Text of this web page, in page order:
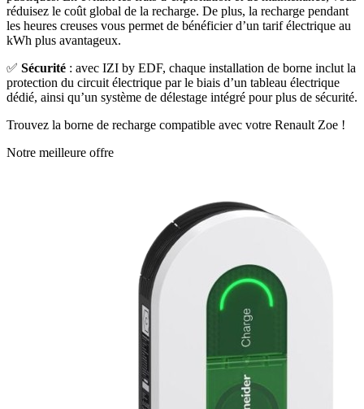
réduisez le coût global de la recharge. De plus, la recharge pendant
les heures creuses vous permet de bénéficier d’un tarif électrique au
kWh plus avantageux.
✅ Sécurité : avec IZI by EDF, chaque installation de borne inclut la
protection du circuit électrique par le biais d’un tableau électrique
dédié, ainsi qu’un système de délestage intégré pour plus de sécurité.
Trouvez la borne de recharge compatible avec votre Renault Zoe !
Notre meilleure offre